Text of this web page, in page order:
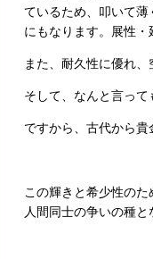
ているため、叩いて
にもなります。展性・
また、耐久性に優れ
そして、なんと言って
ですから、古代から貴
この輝きと希少性の
人間同士の争いの種と